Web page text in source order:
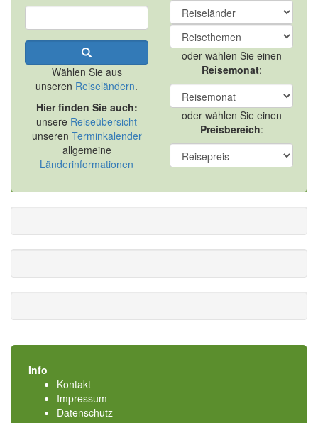
Wählen Sie aus
unseren Reiseländern.
Hier finden Sie auch:
unsere Reiseübersicht
unseren Terminkalender
allgemeine
Länderinformationen
oder wählen Sie einen
Reisemonat:
oder wählen Sie einen
Preisbereich:
Info
Kontakt
Impressum
Datenschutz